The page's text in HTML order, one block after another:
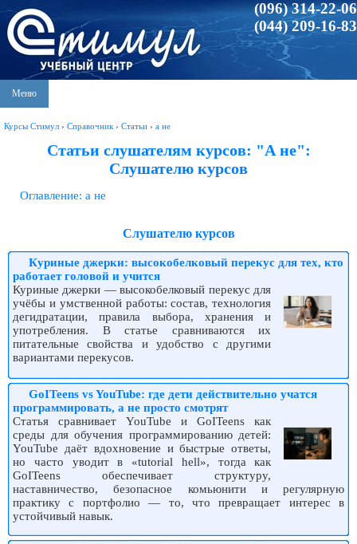
(096) 314-22-06
(044) 209-16-83
Меню
Курсы Стимул › Справочник › Статьи › а не
Статьи слушателям курсов: "А не":
Слушателю курсов
Оглавление: а не
Слушателю курсов
Куриные джерки: высокобелковый перекус для тех, кто
работает головой и учится
Куриные джерки — высокобелковый перекус для
учёбы и умственной работы: состав, технология
дегидратации, правила выбора, хранения и
употребления. В статье сравниваются их
питательные свойства и удобство с другими
вариантами перекусов.
GoITeens vs YouTube: где дети действительно учатся
программировать, а не просто смотрят
Статья сравнивает YouTube и GoITeens как
среды для обучения программированию детей:
YouTube даёт вдохновение и быстрые ответы,
но часто уводит в «tutorial hell», тогда как
GoITeens обеспечивает структуру,
наставничество, безопасное комьюнити и регулярную
практику с портфолио — то, что превращает интерес в
устойчивый навык.